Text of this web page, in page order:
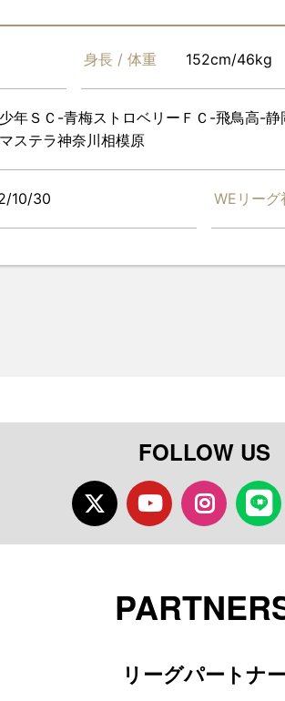
身長 / 体重 152cm/46kg
年ＳＣ-青梅ストロベリーＦＣ-飛鳥高-
ステラ神奈川相模原
10/30 WEリーグ
FOLLOW US
TwitterYoutubeInstagram
LINE
リーグパートナー